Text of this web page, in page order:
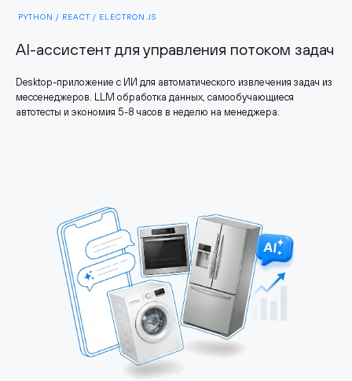
PYTHON / REACT / ELECTRON.JS
AI-ассистент для управления потоком задач
Desktop-приложение с ИИ для автоматического извлечения задач из
мессенеджеров. LLM обработка данных, самообучающиеся
автотесты и экономия 5-8 часов в неделю на менеджера.